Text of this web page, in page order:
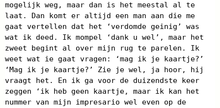
mogelijk weg, maar dan is het meestal al te
laat. Dan komt er altijd een man aan die me
gaat vertellen dat het ‘verdomde geinig’ was
wat ik deed. Ik mompel ‘dank u wel’, maar het
zweet begint al over mijn rug te parelen. Ik
weet wat ie gaat vragen: ‘mag ik je kaartje?’
‘Mag ik je kaartje?’ Zie je wel, ja hoor, hij
vraagt het. En ik ga voor de duizendste keer
zeggen ‘ik heb geen kaartje, maar ik kan het
nummer van mijn impresario wel even op de